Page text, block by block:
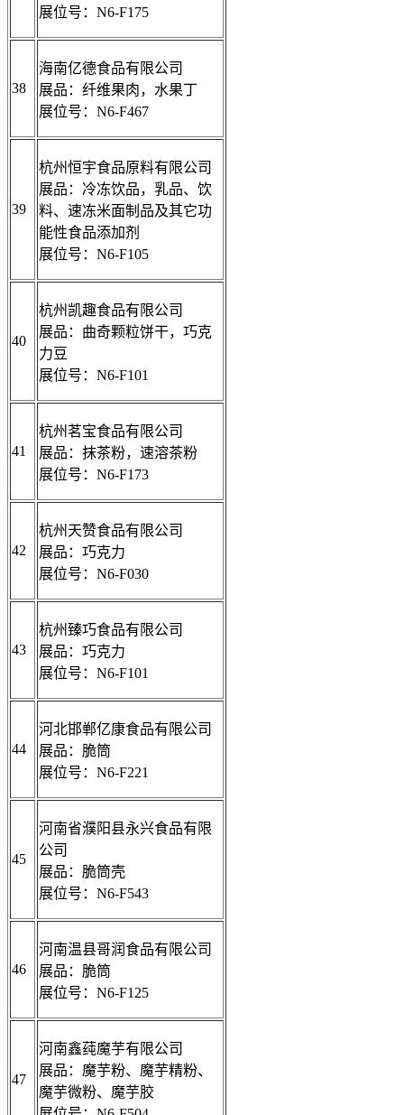
展位号：N6-F175
38
海南亿德食品有限公司
展品：纤维果肉，水果丁
展位号：N6-F467
39
杭州恒宇食品原料有限公司
展品：冷冻饮品，乳品、饮
料、速冻米面制品及其它功
能性食品添加剂
展位号：N6-F105
40
杭州凯趣食品有限公司
展品：曲奇颗粒饼干，巧克
力豆
展位号：N6-F101
41
杭州茗宝食品有限公司
展品：抹茶粉，速溶茶粉
展位号：N6-F173
42
杭州天赞食品有限公司
展品：巧克力
展位号：N6-F030
43
杭州臻巧食品有限公司
展品：巧克力
展位号：N6-F101
44
河北邯郸亿康食品有限公司
展品：脆筒
展位号：N6-F221
45
河南省濮阳县永兴食品有限
公司
展品：脆筒壳
展位号：N6-F543
46
河南温县哥润食品有限公司
展品：脆筒
展位号：N6-F125
47
河南鑫莼魔芋有限公司
展品：魔芋粉、魔芋精粉、
魔芋微粉、魔芋胶